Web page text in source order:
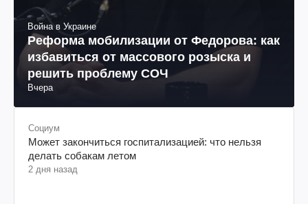
Война в Украине
Реформа мобилизации от Федорова: как
избавиться от массового розыска и
решить проблему СОЧ
Вчера
Социум
Может закончиться госпитализацией: что нельзя
делать собакам летом
2 дня назад